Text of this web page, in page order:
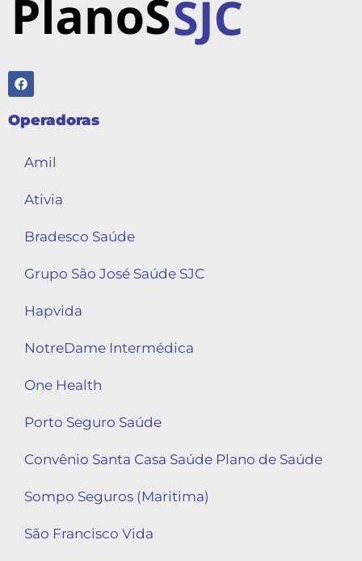
Operadoras
Amil
Ativia
Bradesco Saúde
Grupo São José Saúde SJC
Hapvida
NotreDame Intermédica
One Health
Porto Seguro Saúde
Convênio Santa Casa Saúde Plano de Saúde
Sompo Seguros (Maritima)
São Francisco Vida